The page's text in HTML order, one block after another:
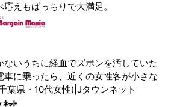
応えもばっちりで大満足。
ないうちに経血でズボンを汚していた
車に乗ったら、近くの女性客が小さな
葉県・10代女性)|Jタウンネット